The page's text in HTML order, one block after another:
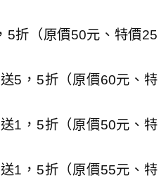
5折（原價50元、特價25
5，5折（原價60元、特
1，5折（原價50元、特
1，5折（原價55元、特